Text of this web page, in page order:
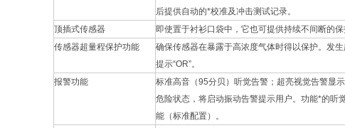
后提供自动的*校准及冲击测试记录。
顶插式传感器
即使置于衬衫口袋中，它也可提供持续不间断的保
传感器超量程保护功能
确保传感器在暴露于高浓度气体时得以保护。发
提示“OR”。
报警功能
标准高音（95分贝）听觉告警；超亮视觉告警显
危险状态，将启动振动告警提示用户。功能*的听
能（标准配置）。